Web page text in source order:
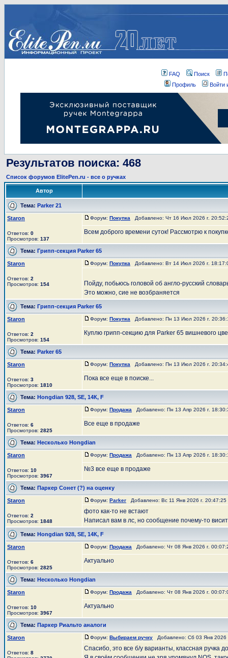
FAQ Поиск
Профиль
Войти
Результатов поиска: 468
Список форумов ElitePen.ru - все о ручках
Автор
Тема: Parker 21
Staron
Ответов: 0
Просмотров: 137
Форум: Покупка Добавлено: Чт 16 Июл 2026 г.
Всем доброго времени суток! Рассмотрю к
Тема: Грипп-секция Parker 65
Staron
Ответов: 2
Просмотров: 154
Форум: Покупка Добавлено: Вт 14 Июл 2026 г.
Пойду, побьюсь головой об англо-русский
Это можно, сие не возбраняется
Тема: Грипп-секция Parker 65
Staron
Ответов: 2
Просмотров: 154
Форум: Покупка Добавлено: Пн 13 Июл 2026 г.
Куплю грипп-секцию для Parker 65 вишневого
Тема: Parker 65
Staron
Ответов: 3
Просмотров: 1810
Форум: Покупка Добавлено: Пн 13 Июл 2026 г.
Пока все еще в поиске...
Тема: Hongdian 928, SE, 14К, F
Staron
Ответов: 6
Просмотров: 2825
Форум: Продажа Добавлено: Пн 13 Апр 2026 г.
Все еще в продаже
Тема: Несколько Hongdian
Staron
Ответов: 10
Просмотров: 3967
Форум: Продажа Добавлено: Пн 13 Апр 2026 г.
№3 все еще в продаже
Тема: Паркер Сонет (?) на оценку
Staron
Ответов: 2
Просмотров: 1848
Форум: Parker Добавлено: Вс 11 Янв 2026 г.
фото как-то не встают
Написал вам в лс, но сообщение почему-то
Тема: Hongdian 928, SE, 14К, F
Staron
Ответов: 6
Просмотров: 2825
Форум: Продажа Добавлено: Чт 08 Янв 2026 г.
Актуально
Тема: Несколько Hongdian
Staron
Ответов: 10
Просмотров: 3967
Форум: Продажа Добавлено: Чт 08 Янв 2026 г.
Актуально
Тема: Паркер Риальто аналоги
Staron
Ответов: 8
Форум: Выбираем ручку Добавлено: Сб 03 Янв
Спасибо, это все б/у варианты, классная ручка